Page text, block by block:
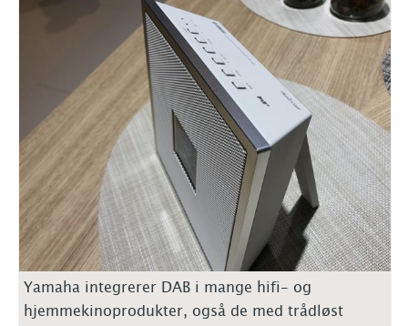
Yamaha integrerer DAB i mange hifi- og
hjemmekinoprodukter, også de med trådløst